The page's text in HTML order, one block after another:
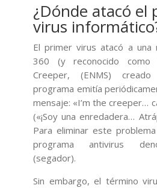
¿Dónde atacó el
virus
El primer virus atacó a una
360 (y reconocido como
Creeper, (ENMS)
programa emitía
mensaje: «I’m the creeper…
(«¡Soy una enredadera…
Para eliminar este
programa antivirus
(segador).
Sin embargo, el término